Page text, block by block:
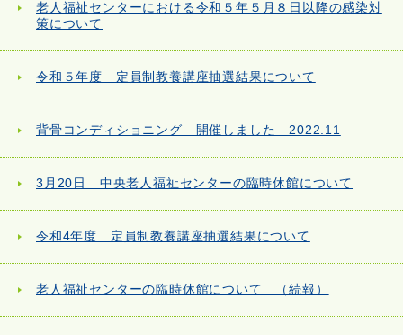
老人福祉センターにおける令和５年５月８日以降の感染対
策について
令和５年度 定員制教養講座抽選結果について
背骨コンディショニング 開催しました 2022.11
3月20日 中央老人福祉センターの臨時休館について
令和4年度 定員制教養講座抽選結果について
老人福祉センターの臨時休館について （続報）